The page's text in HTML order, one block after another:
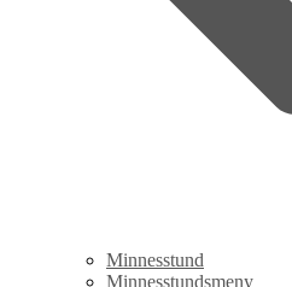
Minnesstund
Minnesstundsmeny